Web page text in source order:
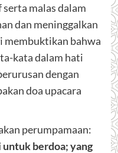
serta malas dalam
dan meninggalkan
membuktikan bahwa
kata dalam hati
dengan
doa upacara
perumpamaan:
untuk berdoa; yang